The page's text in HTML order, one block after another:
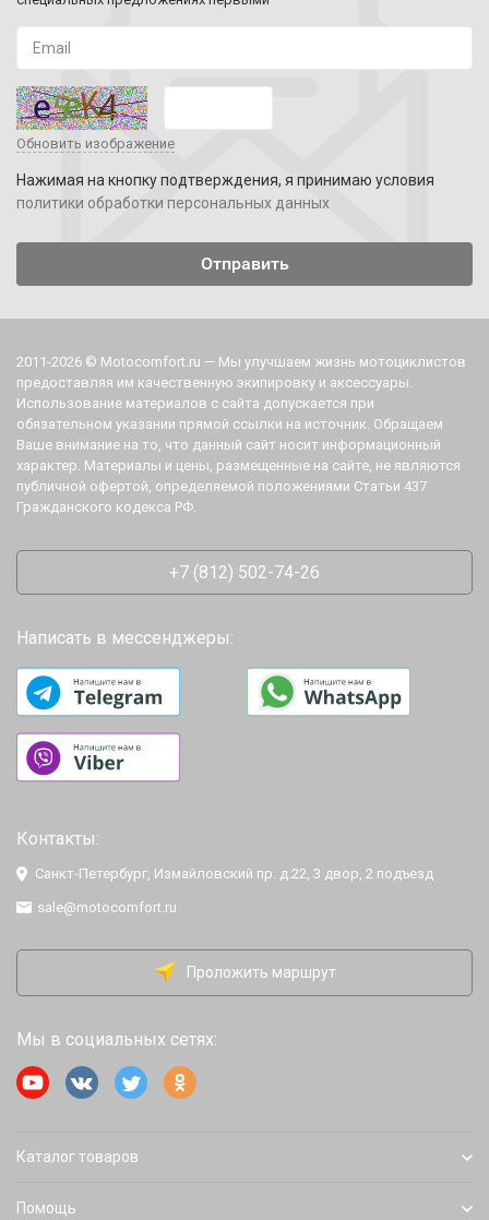
Обновить изображение
Нажимая на кнопку подтверждения, я принимаю условия
политики обработки персональных данных
2011-2026 © Motocomfort.ru — Мы улучшаем жизнь мотоциклистов
предоставляя им качественную экипировку и аксессуары.
Использование материалов с сайта допускается при
обязательном указании прямой ссылки на источник. Обращаем
Ваше внимание на то, что данный сайт носит информационный
характер. Материалы и цены, размещенные на сайте, не являются
публичной офертой, определяемой положениями Статьи 437
Гражданского кодекса РФ.
+7 (812) 502-74-26
Написать в мессенджеры:
Контакты:
Санкт-Петербург, Измайловский пр. д.22, 3 двор, 2 подъезд
sale@motocomfort.ru
Проложить маршрут
Мы в социальных сетях:
Каталог товаров
Помощь